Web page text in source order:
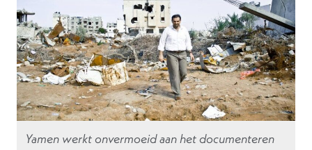
Yamen werkt onvermoeid aan het documenteren